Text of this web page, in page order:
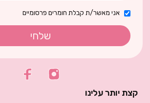
אני מאשר/ת קבלת חומרים פרסומיים
שלחי
קצת יותר עלינו